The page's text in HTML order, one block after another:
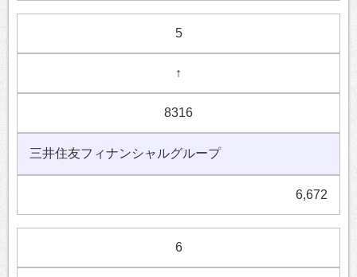
5
↑
8316
三井住友フィナンシャルグループ
6,672
6